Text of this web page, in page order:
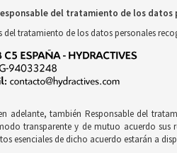
del tratamiento de los datos
del tratamiento de los datos personales
adelante, también Responsable del
transparente y de mutuo acuerdo sus
esenciales de dicho acuerdo estarán a